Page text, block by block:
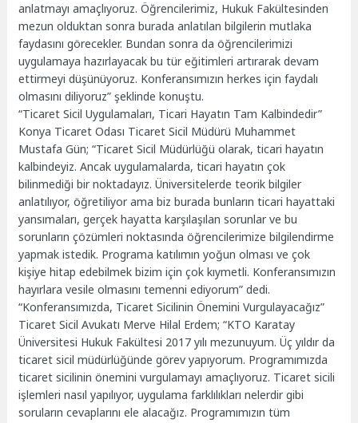
anlatmayı amaçlıyoruz. Öğrencilerimiz, Hukuk Fakültesinden
mezun olduktan sonra burada anlatılan bilgilerin mutlaka
faydasını görecekler. Bundan sonra da öğrencilerimizi
uygulamaya hazırlayacak bu tür eğitimleri artırarak devam
ettirmeyi düşünüyoruz. Konferansımızın herkes için faydalı
olmasını diliyoruz” şeklinde konuştu.
“Ticaret Sicil Uygulamaları, Ticari Hayatın Tam Kalbindedir”
Konya Ticaret Odası Ticaret Sicil Müdürü Muhammet
Mustafa Gün; “Ticaret Sicil Müdürlüğü olarak, ticari hayatın
kalbindeyiz. Ancak uygulamalarda, ticari hayatın çok
bilinmediği bir noktadayız. Üniversitelerde teorik bilgiler
anlatılıyor, öğretiliyor ama biz burada bunların ticari hayattaki
yansımaları, gerçek hayatta karşılaşılan sorunlar ve bu
sorunların çözümleri noktasında öğrencilerimize bilgilendirme
yapmak istedik. Programa katılımın yoğun olması ve çok
kişiye hitap edebilmek bizim için çok kıymetli. Konferansımızın
hayırlara vesile olmasını temenni ediyorum” dedi.
“Konferansımızda, Ticaret Sicilinin Önemini Vurgulayacağız”
Ticaret Sicil Avukatı Merve Hilal Erdem; “KTO Karatay
Üniversitesi Hukuk Fakültesi 2017 yılı mezunuyum. Üç yıldır da
ticaret sicil müdürlüğünde görev yapıyorum. Programımızda
ticaret sicilinin önemini vurgulamayı amaçlıyoruz. Ticaret sicili
işlemleri nasıl yapılıyor, uygulama farklılıkları nelerdir gibi
soruların cevaplarını ele alacağız. Programımızın tüm